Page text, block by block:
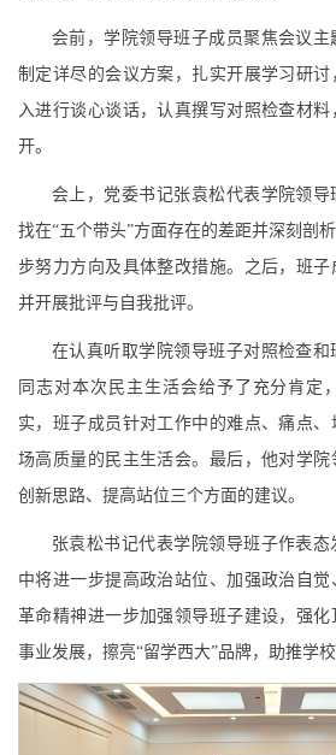
会前，学院领导班子成员聚焦会议
制定详尽的会议方案，扎实开展学习研
入进行谈心谈话，认真撰写对照检查材
开。
会上，党委书记张袁松代表学院领
找在“五个带头”方面存在的差距并深刻剖
步努力方向及具体整改措施。之后，班
并开展批评与自我批评。
在认真听取学院领导班子对照检查
同志对本次民主生活会给予了充分肯定
实，班子成员针对工作中的难点、痛点
场高质量的民主生活会。最后，他对学院
创新思路、提高站位三个方面的建议。
张袁松书记代表学院领导班子作表
中将进一步提高政治站位、加强政治自
革命精神进一步加强领导班子建设，强
事业发展，擦亮“留学西大”品牌，助推学校